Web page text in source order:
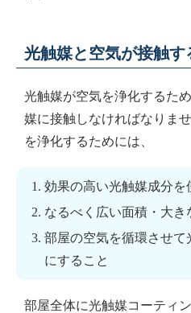
光触媒と空気が接触す
光触媒が空気を浄化するた
媒に接触しなければなりま
を浄化するためには、
効果の高い光触媒成分を
なるべく広い面積・大き
部屋の空気を循環させて
にすること
部屋全体に光触媒コーティ